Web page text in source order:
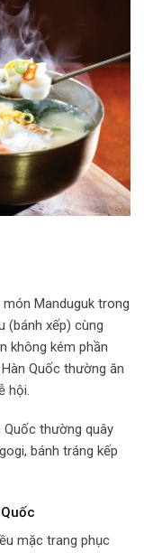
Manduguk trong
(bánh xếp) cùng
không kém phần
Quốc thường ăn
hội.
Quốc thường quây
bánh tráng kếp
mặc trang phục